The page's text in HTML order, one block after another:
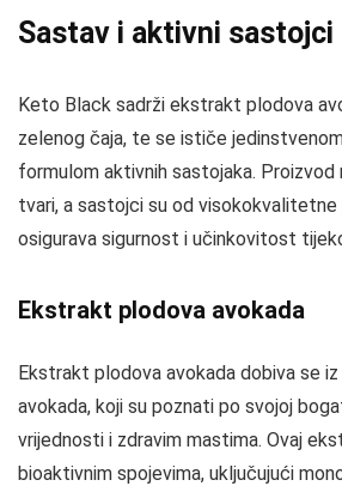
Sastav i aktivni sastojci
Keto Black sadrži ekstrakt plodova
zelenog čaja, te se ističe
formulom aktivnih sastojaka.
tvari, a sastojci su od
osigurava sigurnost i učinkovitost
Ekstrakt plodova avokada
Ekstrakt plodova avokada dobiva se
avokada, koji su poznati po svojoj
vrijednosti i zdravim mastima. Ovaj
bioaktivnim spojevima, uključujući